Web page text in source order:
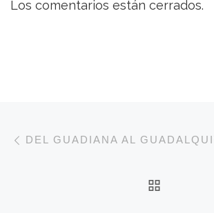
Los comentarios están cerrados.
Navegación de
DEL GUADIANA AL